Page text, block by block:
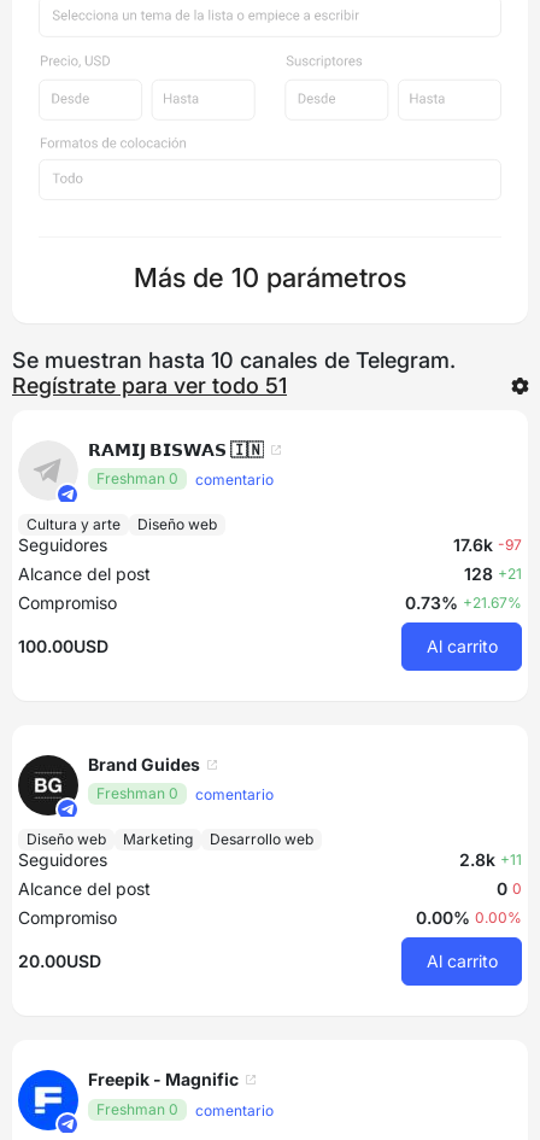
Más de 10 parámetros
Se muestran hasta 10 canales de Telegram.
Regístrate para ver todo 51
𝗥𝗔𝗠𝗜𝗝 𝗕𝗜𝗦𝗪𝗔𝗦 🇮🇳
Freshman 0 comentario
Cultura y arte Diseño web
Seguidores 17.6k -97
Alcance del post 128 +21
Compromiso 0.73% +21.67%
100.00USD Al carrito
Brand Guides
Freshman 0 comentario
Diseño web Marketing Desarrollo web
Seguidores 2.8k +11
Alcance del post 0 0
Compromiso 0.00% 0.00%
20.00USD Al carrito
Freepik - Magnific
Freshman 0 comentario